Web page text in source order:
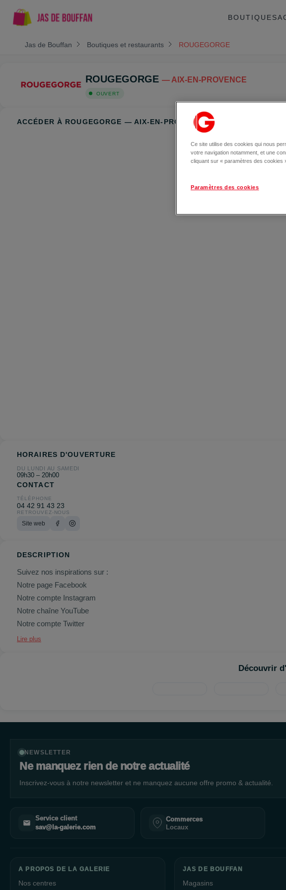
BOUTIQUES
Jas de Bouffan Boutiques et restaurants ROUGEGORGE
ROUGEGORGE — AIX-EN-PROVENCE
OUVERT
ACCÉDER À ROUGEGORGE — AIX-EN-PROVENCE
HORAIRES D'OUVERTURE
DU LUNDI AU SAMEDI
09h30 – 20h00
CONTACT
TÉLÉPHONE
04 42 91 43 23
RETROUVEZ-NOUS
Site web
DESCRIPTION
Suivez nos inspirations sur :
Notre page Facebook
Notre compte Instagram
Notre chaîne YouTube
Notre compte Twitter
Lire plus
Découvrir
NEWSLETTER
Ne manquez rien de notre actualité
Inscrivez-vous à notre newsletter et ne manquez aucune offre promo & actualité.
Service client
sav@la-galerie.com
Commerces
Locaux
A PROPOS DE LA GALERIE
Nos centres
JAS DE BOUFFAN
Magasins
Ce site utilise des cookies qui nous
votre navigation notamment, et une
cliquant sur « paramètres des cookies
Paramètres des cookies